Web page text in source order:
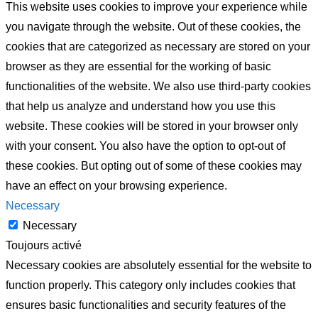
This website uses cookies to improve your experience while
you navigate through the website. Out of these cookies, the
cookies that are categorized as necessary are stored on your
browser as they are essential for the working of basic
functionalities of the website. We also use third-party cookies
that help us analyze and understand how you use this
website. These cookies will be stored in your browser only
with your consent. You also have the option to opt-out of
these cookies. But opting out of some of these cookies may
have an effect on your browsing experience.
Necessary
Necessary
Toujours activé
Necessary cookies are absolutely essential for the website to
function properly. This category only includes cookies that
ensures basic functionalities and security features of the